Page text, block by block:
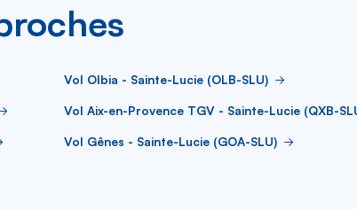
Vol Olbia - Sainte-Lucie (OLB-SLU)
Vol Aix-en-Provence TGV - Sainte-Lucie (QXB-
Vol Gênes - Sainte-Lucie (GOA-SLU)